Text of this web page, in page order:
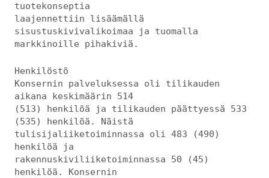
tuotekonseptia
laajennettiin lisäämällä
sisustuskivivalikoimaa ja tuomalla
markkinoille pihakiviä.
Henkilöstö
Konsernin palveluksessa oli tilikauden
aikana keskimäärin 514
(513) henkilöä ja tilikauden päättyessä 533
(535) henkilöä. Näistä
tulisijaliiketoiminnassa oli 483 (490)
henkilöä ja
rakennuskiviliiketoiminnassa 50 (45)
henkilöä. Konsernin